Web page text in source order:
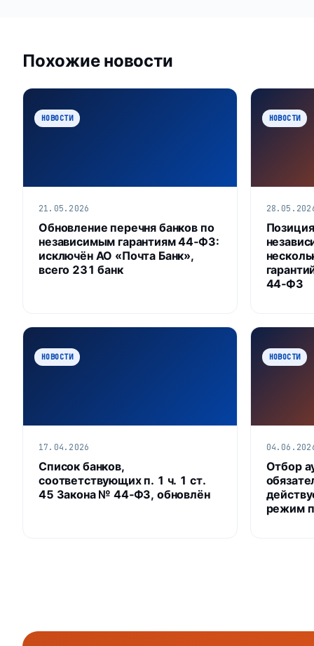
Похожие новости
НОВОСТИ
21.05.2026
Обновление перечня банков по
независимым гарантиям 44‑ФЗ:
исключён АО «Почта Банк»,
всего 231 банк
НОВОСТИ
44‑ФЗ
НОВОСТИ
17.04.2026
Список банков,
соответствующих п. 1 ч. 1 ст.
45 Закона № 44‑ФЗ, обновлён
НОВОСТИ
Отбор
режим